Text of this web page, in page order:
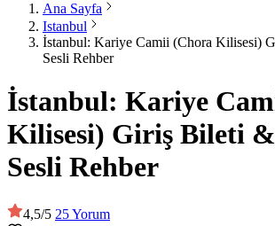
Ana Sayfa
Istanbul
İstanbul: Kariye Camii (Chora Kilisesi)
Sesli Rehber
İstanbul: Kariye
Kilisesi) Giriş Bileti
Sesli Rehber
4,5/5 25Yorum